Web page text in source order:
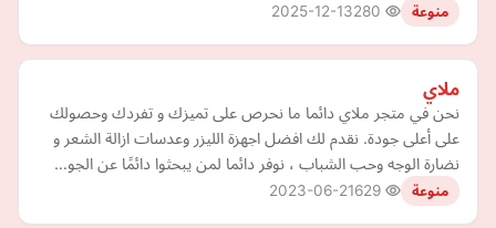
منوعة 2025-12-13
ملاي
نحن في متجر ملاي دائما ما نحرص على تميزك و تفردك وحصولك
على أعلى جودة. نقدم لك افضل اجهزة الليزر وعدسات ازالة الشعر و
نضارة الوجه وحب الشباب ، نوفر دائما لمن يبحثوا دائمًا عن الجو…
منوعة 2023-06-21